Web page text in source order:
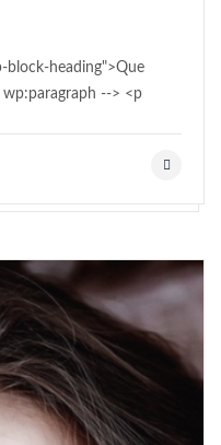
block-heading">Que
--> <p